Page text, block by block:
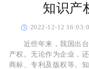
知识产
2022-12-12
近些年来，我国出台
产权。无论作为企业，
商标、专利及版权等。